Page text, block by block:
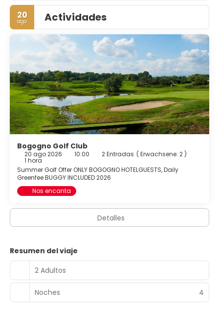
20
ago Actividades
Bogogno Golf Club
20 ago 2026 10:00 2 Entradas ( Erwachsene: 2 )
1 hora
Summer Golf Offer ONLY BOGOGNO HOTELGUESTS, Daily
Greenfee BUGGY INCLUDED 2026
Nos encanta
Detalles
Resumen del viaje
2 Adultos
Noches 4